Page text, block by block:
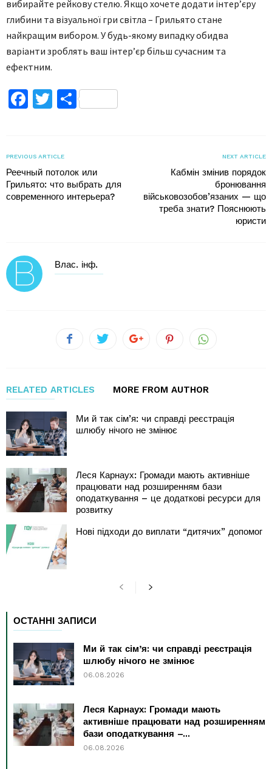
вибирайте рейкову стелю. Якщо хочете додати інтер’єру
глибини та візуальної гри світла – Грильято стане
найкращим вибором. У будь-якому випадку обидва
варіанти зроблять ваш інтер’єр більш сучасним та
ефектним.
Facebook
TwitterПоділитися
PREVIOUS ARTICLE
Реечный потолок или
Грильято: что выбрать для
современного интерьера?
NEXT ARTICLE
Кабмін змінив порядок
бронювання
військовозобов’язаних — що
треба знати? Пояснюють
юристи
Влас. інф.
RELATED ARTICLES MORE FROM AUTHOR
Ми й так сім’я: чи справді реєстрація
шлюбу нічого не змінює
Леся Карнаух: Громади мають активніше
працювати над розширенням бази
оподаткування – це додаткові ресурси для
розвитку
Нові підходи до виплати “дитячих” допомог
ОСТАННІ ЗАПИСИ
Ми й так сім’я: чи справді реєстрація
шлюбу нічого не змінює
06.08.2026
Леся Карнаух: Громади мають
активніше працювати над розширенням
бази оподаткування –...
06.08.2026